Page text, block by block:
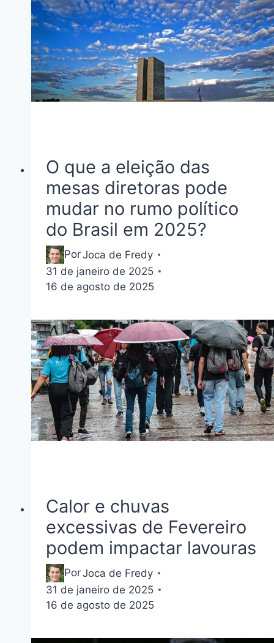
O que a eleição das
mesas diretoras pode
mudar no rumo político
do Brasil em 2025?
PorJoca de Fredy
31 de janeiro de 2025
16 de agosto de 2025
Calor e chuvas
excessivas de Fevereiro
podem impactar lavouras
PorJoca de Fredy
31 de janeiro de 2025
16 de agosto de 2025